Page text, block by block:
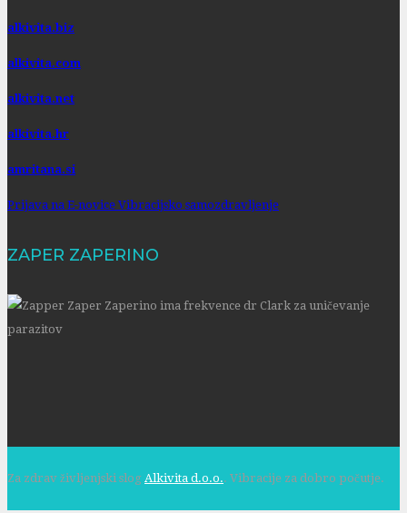
alkivita.biz
alkivita.com
alkivita.net
alkivita.hr
amritana.si
Prijava na E-novice Vibracijsko samozdravljenje
ZAPER ZAPERINO
Za zdrav življenjski slog Alkivita d.o.o.. Vibracije za dobro počutje.